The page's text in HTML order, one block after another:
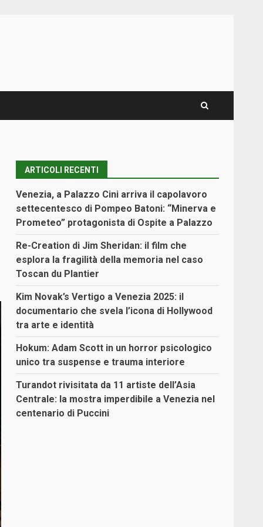
ARTICOLI RECENTI
Venezia, a Palazzo Cini arriva il capolavoro
settecentesco di Pompeo Batoni: “Minerva e
Prometeo” protagonista di Ospite a Palazzo
Re-Creation di Jim Sheridan: il film che
esplora la fragilità della memoria nel caso
Toscan du Plantier
Kim Novak’s Vertigo a Venezia 2025: il
documentario che svela l’icona di Hollywood
tra arte e identità
Hokum: Adam Scott in un horror psicologico
unico tra suspense e trauma interiore
Turandot rivisitata da 11 artiste dell’Asia
Centrale: la mostra imperdibile a Venezia nel
centenario di Puccini